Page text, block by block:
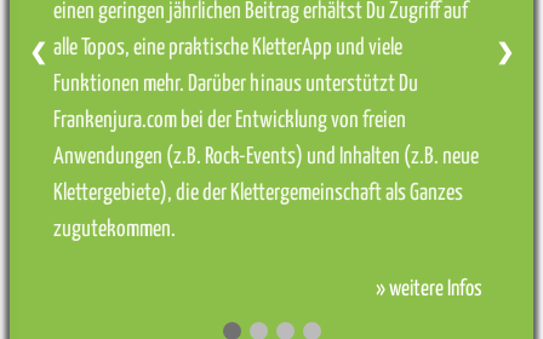
einen geringen jährlichen Beitrag erhältst Du Zugriff auf
alle Topos, eine praktische KletterApp und viele
Funktionen mehr. Darüber hinaus unterstützt Du
Frankenjura.com bei der Entwicklung von freien
Anwendungen (z.B. Rock-Events) und Inhalten (z.B. neue
Klettergebiete), die der Klettergemeinschaft als Ganzes
zugutekommen.
» weitere Infos
❮ ❯